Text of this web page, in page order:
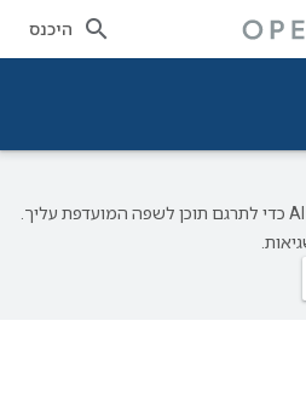
היכנס
‫Google משתמשת בטכנולוגיית AI כדי לתרגם תוכן לשפה המועדפת עליך.